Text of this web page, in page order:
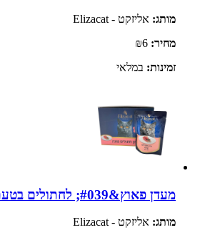
מותג: אליזקט - Elizacat
מחיר:
זמינות: במלאי
מעדן פאוץ&#039; לחתולים בטעם טונה 80 גרם | Elizacat
מותג: אליזקט - Elizacat